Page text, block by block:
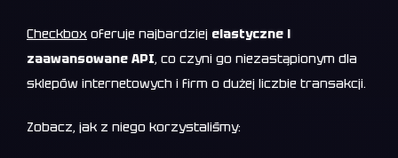
Checkbox oferuje najbardziej elastyczne i
zaawansowane API, co czyni go niezastąpionym dla
sklepów internetowych i firm o dużej liczbie transakcji.
Zobacz, jak z niego korzystaliśmy: